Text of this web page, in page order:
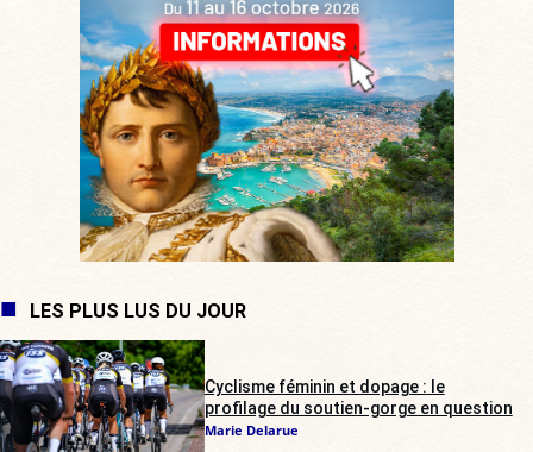
LES PLUS LUS DU JOUR
Cyclisme féminin et dopage : le
profilage du soutien-gorge en question
Marie Delarue